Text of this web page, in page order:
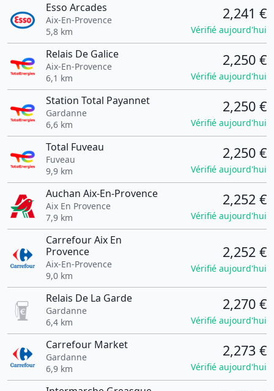
Esso Arcades
Aix-En-Provence
5,8 km
2,241 €
Vérifié aujourd'hui
Relais De Galice
Aix-En-Provence
6,1 km
2,250 €
Vérifié aujourd'hui
Station Total Payannet
Gardanne
6,6 km
2,250 €
Vérifié aujourd'hui
Total Fuveau
Fuveau
9,9 km
2,250 €
Vérifié aujourd'hui
Auchan Aix-En-Provence
Aix En Provence
7,9 km
2,252 €
Vérifié aujourd'hui
Carrefour Aix En
Provence
Aix-En-Provence
9,0 km
2,252 €
Vérifié aujourd'hui
Relais De La Garde
Gardanne
6,4 km
2,270 €
Vérifié aujourd'hui
Carrefour Market
Gardanne
6,9 km
2,273 €
Vérifié aujourd'hui